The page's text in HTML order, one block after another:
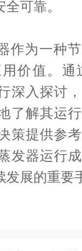
可靠。
为一种节
价值。
深入探讨
了解其运
策提供参
发器运行
发展的重要